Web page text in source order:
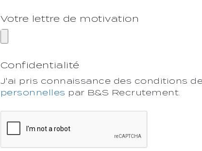
Votre lettre de motivation
Confidentialité
J'ai pris connaissance des conditions
personnelles par B&S Recrutement.